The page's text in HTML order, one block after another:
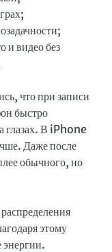
и видео без
что при записи
быстро
глазах. В iPhone
Даже после
обычного, но
этому
энергии.